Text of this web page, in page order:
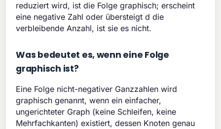
reduziert wird, ist die Folge graphisch; erscheint
eine negative Zahl oder übersteigt d die
verbleibende Anzahl, ist sie es nicht.
Was bedeutet es, wenn eine Folge
graphisch ist?
Eine Folge nicht-negativer Ganzzahlen wird
graphisch genannt, wenn ein einfacher,
ungerichteter Graph (keine Schleifen, keine
Mehrfachkanten) existiert, dessen Knoten genau